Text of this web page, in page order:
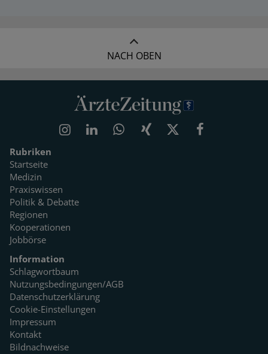
NACH OBEN
Rubriken
Startseite
Medizin
Praxiswissen
Politik & Debatte
Regionen
Kooperationen
Jobbörse
Information
Schlagwortbaum
Nutzungsbedingungen/AGB
Datenschutzerklärung
Cookie-Einstellungen
Impressum
Kontakt
Bildnachweise